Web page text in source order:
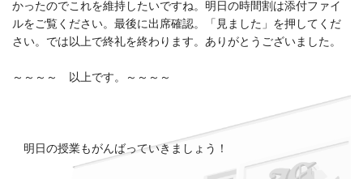
かったのでこれを維持したいですね。明日の時間割は添付ファイ
ルをご覧ください。最後に出席確認。「見ました」を押してくだ
さい。では以上で終礼を終わります。ありがとうございました。
～～～～ 以上です。～～～～
明日の授業もがんばっていきましょう！